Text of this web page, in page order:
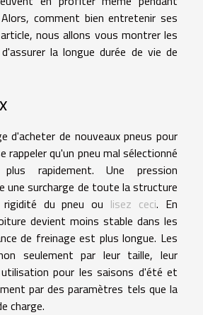
comment bien entretenir ses
nous allons vous montrer les
la longue durée de vie de
d'acheter de nouveaux pneus pour
rappeler qu'un pneu mal sélectionné
rapidement. Une pression
une surcharge de toute la structure
du pneu ou lisez ceci. En
devient moins stable dans les
de freinage est plus longue. Les
seulement par leur taille, leur
pour les saisons d'été et
par des paramètres tels que la
charge.